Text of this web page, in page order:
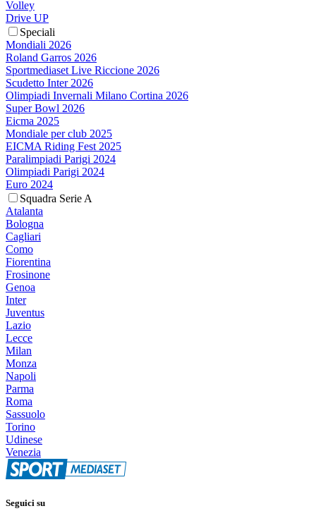
Volley
Drive UP
Speciali
Mondiali 2026
Roland Garros 2026
Sportmediaset Live Riccione 2026
Scudetto Inter 2026
Olimpiadi Invernali Milano Cortina 2026
Super Bowl 2026
Eicma 2025
Mondiale per club 2025
EICMA Riding Fest 2025
Paralimpiadi Parigi 2024
Olimpiadi Parigi 2024
Euro 2024
Squadra Serie A
Atalanta
Bologna
Cagliari
Como
Fiorentina
Frosinone
Genoa
Inter
Juventus
Lazio
Lecce
Milan
Monza
Napoli
Parma
Roma
Sassuolo
Torino
Udinese
Venezia
Seguici su